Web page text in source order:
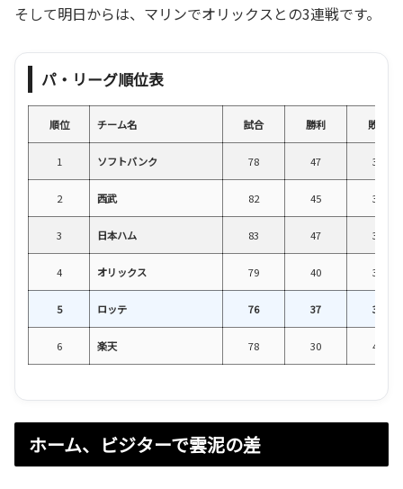
そして明日からは、マリンでオリックスとの3連戦です。
パ・リーグ順位表
順位 チーム名 試合 勝利 敗戦
1 ソフトバンク 78 47 30
2 西武 82 45 34
3 日本ハム 83 47 36
4 オリックス 79 40 37
5 ロッテ 76 37 36
6 楽天 78 30 47
ホーム、ビジターで雲泥の差